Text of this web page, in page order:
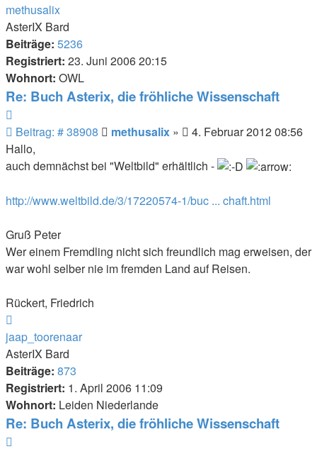
methusalix
AsterIX Bard
Beiträge: 5236
Registriert: 23. Juni 2006 20:15
Wohnort: OWL
Re: Buch Asterix, die fröhliche Wissenschaft
Beitrag: # 38908 Beitrag
methusalix »
4. Februar 2012 08:56
Hallo,
auch demnächst bei "Weltbild" erhältlich -
http://www.weltbild.de/3/17220574-1/buc ... chaft.html
Gruß Peter
Wer einem Fremdling nicht sich freundlich mag erweisen, der
war wohl selber nie im fremden Land auf Reisen.
Rückert, Friedrich
oben
jaap_toorenaar
AsterIX Bard
Beiträge: 873
Registriert: 1. April 2006 11:09
Wohnort: Leiden Niederlande
Re: Buch Asterix, die fröhliche Wissenschaft